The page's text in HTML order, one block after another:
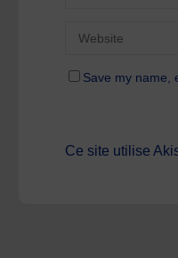
Save my name,
Ce site utilise